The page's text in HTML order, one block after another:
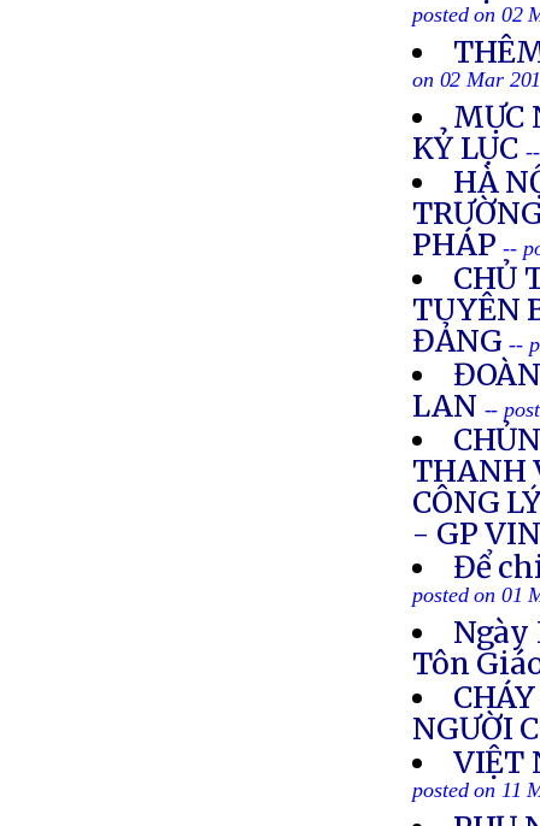
posted on 02
on 02 Mar
MỰC
KỶ LỤC
HÀ
PHÁP --
CHỦ
TUYÊN
ĐẢNG --
LAN --
THANH
CÔNG
- GP
Để
posted on 01
Ngày
Tôn
NGƯỜI
VIỆT
posted on 11